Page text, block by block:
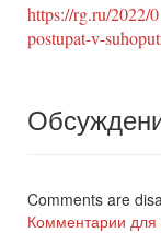
https://rg.ru/2022/
postupat-v-
Comments are
Комментарии для